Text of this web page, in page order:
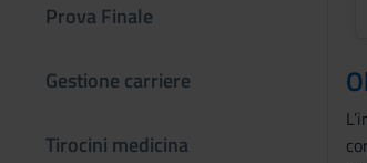
Prova Finale
Gestione carriere
Tirocini medicina